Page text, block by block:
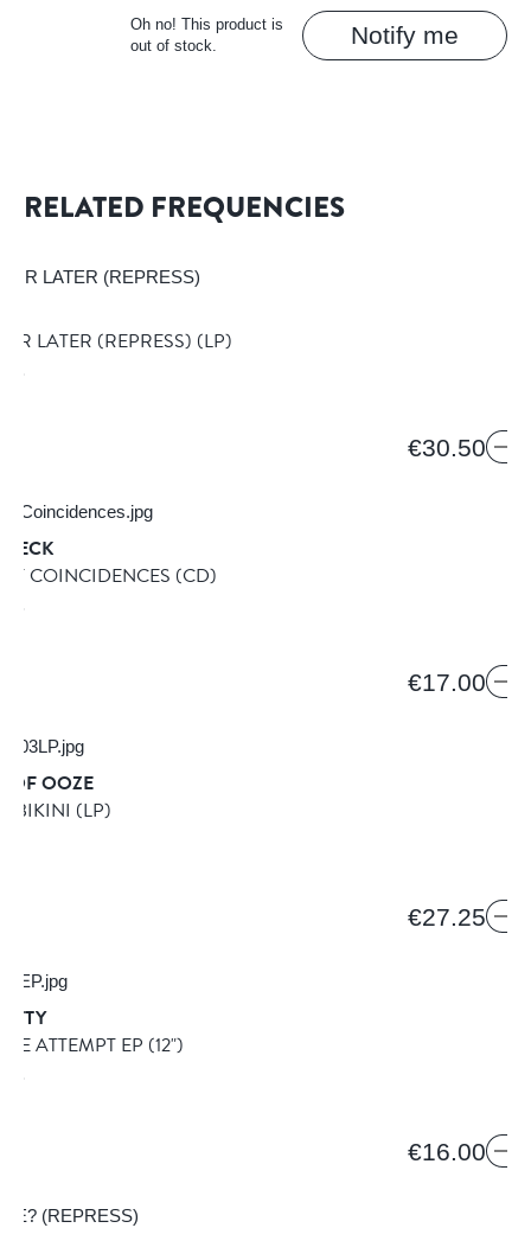
Oh no! This product is
out of stock.
Notify me
RELATED FREQUENCIES
LATER (REPRESS) (LP)
€30.50
COINCIDENCES (CD)
€17.00
OF OOZE
BIKINI (LP)
€27.25
ATTEMPT EP (12")
€16.00